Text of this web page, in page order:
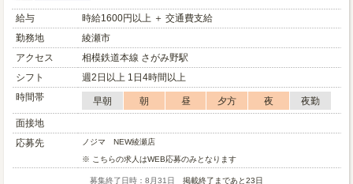
給与
時給1600円以上 ＋ 交通費支給
勤務地
綾瀬市
アクセス
相模鉄道本線 さがみ野駅
シフト
週2日以上 1日4時間以上
時間帯
早朝 朝 昼 夕方 夜
夜勤
面接地
応募先
ノジマ NEW綾瀬店
※ こちらの求人はWEB応募のみとなります
募集終了日時：8月31日 掲載終了まであと23日